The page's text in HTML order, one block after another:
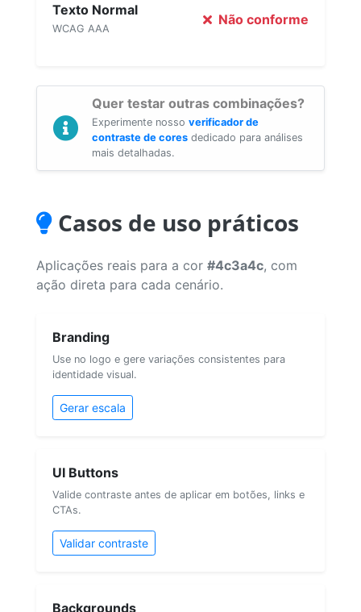
Texto Normal
WCAG AAA
Não conforme
Quer testar outras combinações?
Experimente nosso verificador de
contraste de cores dedicado para análises
mais detalhadas.
Casos de uso práticos
Aplicações reais para a cor #4c3a4c, com
ação direta para cada cenário.
Branding
Use no logo e gere variações consistentes para
identidade visual.
Gerar escala
UI Buttons
Valide contraste antes de aplicar em botões, links e
CTAs.
Validar contraste
Backgrounds